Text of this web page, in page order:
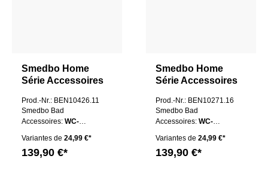
Smedbo Home
Série Accessoires
Laiton Brossé
Brosse à WC M
Prod.-Nr.: BEN10426.11
Smedbo Bad
Accessoires: WC-
Variantes de 24,99 €*
139,90 €*
Smedbo Home
Série Accessoires
Laiton Brossé
Brosse à WC M
Prod.-Nr.: BEN10271.16
Smedbo Bad
Accessoires: WC-
Variantes de 24,99 €*
139,90 €*